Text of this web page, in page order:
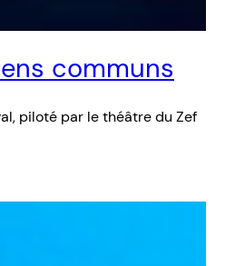
communs
piloté par le théâtre du Zef